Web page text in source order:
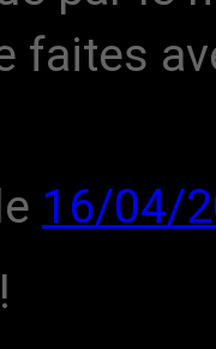
faites
16/04/